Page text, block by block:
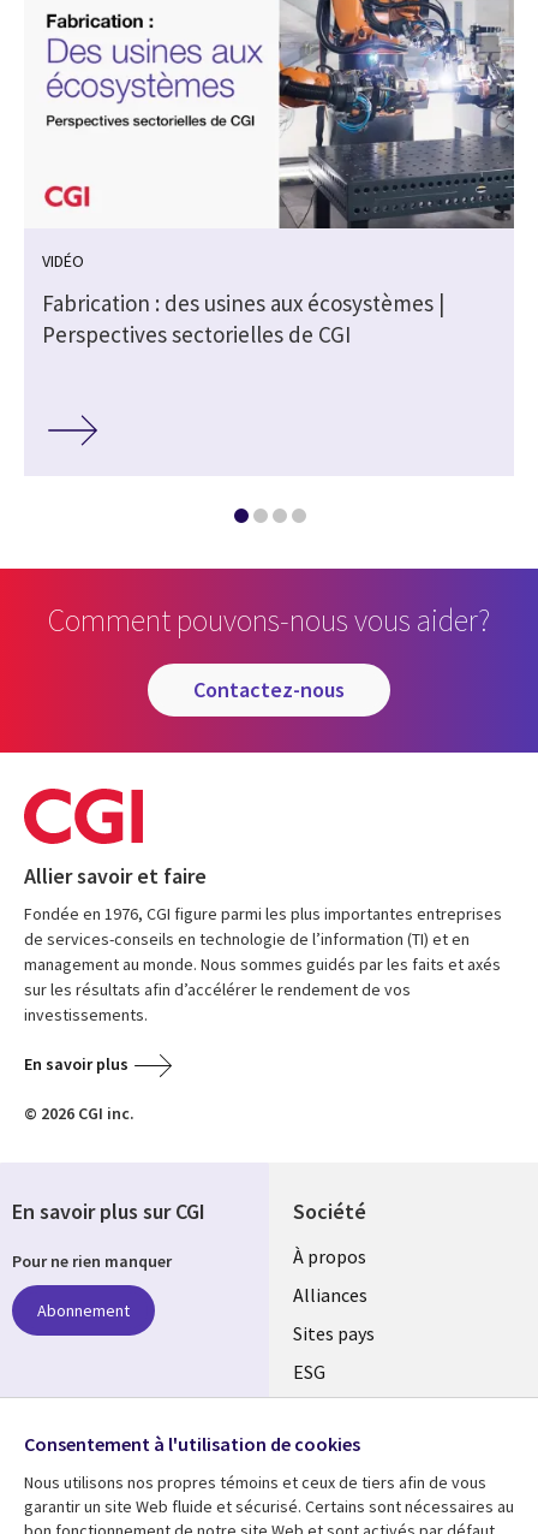
VIDÉO
Fabrication : des usines aux écosystèmes |
Perspectives sectorielles de CGI
Comment pouvons-nous vous aider?
contactez-nous
Allier savoir et faire
Fondée en 1976, CGI figure parmi les plus importantes entreprises
de services-conseils en technologie de l’information (TI) et en
management au monde. Nous sommes guidés par les faits et axés
sur les résultats afin d’accélérer le rendement de vos
investissements.
En savoir plus
© 2026 CGI inc.
Société
À propos
Alliances
Sites pays
ESG
Fusions
Salle de presse
En savoir plus sur CGI
Pour ne rien manquer
Abonnement
Suivez-nous
Social
Media
Consentement à l'utilisation de cookies
Nous utilisons nos propres témoins et ceux de tiers afin de vous
garantir un site Web fluide et sécurisé. Certains sont nécessaires au